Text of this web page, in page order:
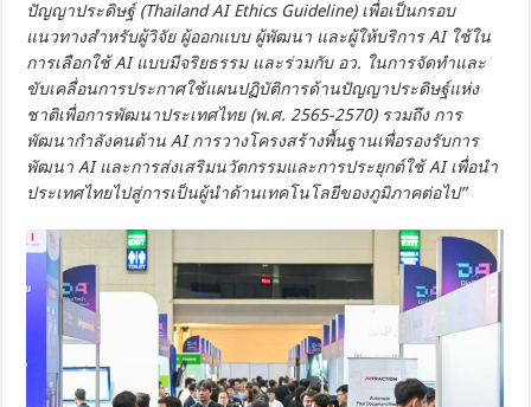
ปัญญาประดิษฐ์ (Thailand AI Ethics Guideline) เพื่อเป็นกรอบ
แนวทางสำหรับผู้วิจัย ผู้ออกแบบ ผู้พัฒนา และผู้ให้บริการ AI ใช้ใน
การเลือกใช้ AI แบบมีจริยธรรม และร่วมกับ อว. ในการจัดทำและ
ขับเคลื่อนการประกาศใช้แผนปฏิบัติการด้านปัญญาประดิษฐ์แห่ง
ชาติเพื่อการพัฒนาประเทศไทย (พ.ศ. 2565-2570) รวมถึง การ
พัฒนากำลังคนด้าน AI การวางโครงสร้างพื้นฐานเพื่อรองรับการ
พัฒนา AI และการส่งเสริมนวัตกรรมและการประยุกต์ใช้ AI เพื่อนำ
ประเทศไทยไปสู่การเป็นผู้นำด้านเทคโนโลยีของภูมิภาคต่อไป”